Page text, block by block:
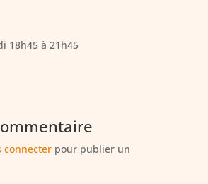
18h45 à 21h45
connecterpour publier un